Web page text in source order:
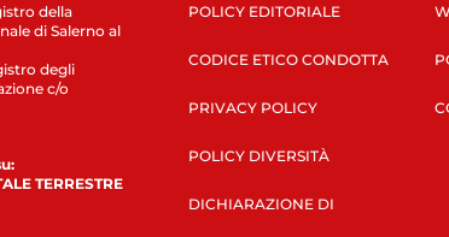
della
di Salerno al
degli
c/o
TERRESTRE
POLICY EDITORIALE
CODICE ETICO CONDOTTA
PRIVACY POLICY
POLICY DIVERSITÀ
DICHIARAZIONE DI